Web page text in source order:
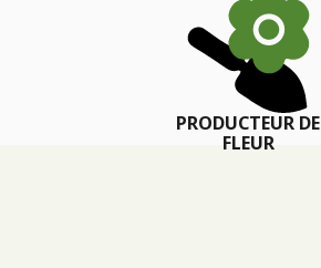
PRODUCTEUR DE
FLEUR